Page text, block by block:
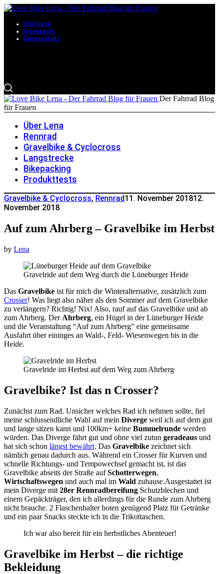
Über Lena
Impressum
Datenschutz
Der Fahrrad Blog
für Frauen
Über Lena
Rennrad
Gravelbike & Cyclocross
Langstrecke
Bikepacking
Produkttests
Gravelbike & Cyclocross, Rennrad11. November 201812.
November 2018
Auf zum Ahrberg – Gravelbike im Herbst
by Lena
Gravelride auf dem Weg durch die Lüneburger Heide
Das Gravelbike ist für mich die Winteralternative, zusätzlich zum
Crosser! Was liegt also näher als den Sommer auf dem Gravelbike
zu verlängern? Richtig! Nix! Also, rauf auf das Gravelbike und ab
zum Ahrberg. Der Ahrberg, ein Hügel in der Lüneburger Heide
und die Veranstaltung “Auf zum Ahrberg” eine gemeinsame
Ausfahrt über eininges an Wald-, Feld- Wiesenwegen bis in die
Heide.
Gravelride im Herbst auf dem Weg zum Ahrberg
Gravelbike? Ist das n Crosser?
Zunächst zum Rad. Unsicher welches Rad ich nehmen sollte, fiel
meine schlussendliche Wahl auf mein Diverge weil ich auf dem gut
und lange sitzen kann und 100km+ keine Bummelrunde werden
würden. Das Diverge fährt gut und ohne viel zutun geradeaus und
hat sich schon längst bewährt. Das Gravelbike zeichnet sich
nämlich genau dadurch aus. Während ein Crosser für Kurven und
schnelle Richtungs- und Tempowechsel gemacht ist, ist das
Gravelbike abseits der Straße aufSchotterwegen,
Wirtschaftswegen und auch mal im Wald zuhause.Ausgestattet ist
mein Diverge mit 28er Rennradbereifung Schutzblechen und
einem Gepäckträger, den ich allerdings für die Runde zum Ahrberg
nicht brauche. 2 Flaschenhalter boten genügend Platz für Getränke
und ein paar Snacks steckte ich in die Trikottaschen.
Ich war also bereit für ein herbstliches Abenteuer!
Gravelbike im Herbst – die richtige
Bekleidung